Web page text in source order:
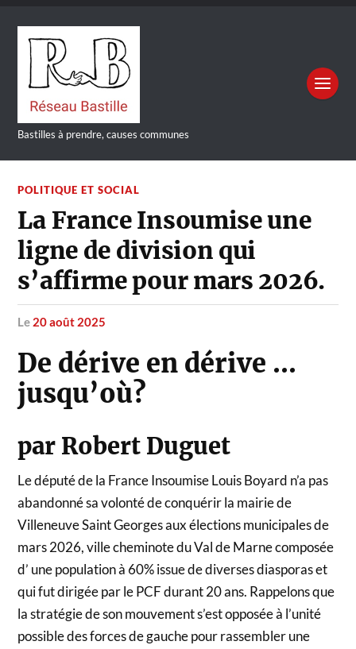
Bastilles à prendre, causes communes
POLITIQUE ET SOCIAL
La France Insoumise une
ligne de division qui
s’affirme pour mars 2026.
le 20 août 2025
De dérive en dérive …
jusqu’où?
par Robert Duguet
Le député de la France Insoumise Louis Boyard n’a pas
abandonné sa volonté de conquérir la mairie de
Villeneuve Saint Georges aux élections municipales de
mars 2026, ville cheminote du Val de Marne composée
d’ une population à 60% issue de diverses diasporas et
qui fut dirigée par le PCF durant 20 ans. Rappelons que
la stratégie de son mouvement s’est opposée à l’unité
possible des forces de gauche pour rassembler une